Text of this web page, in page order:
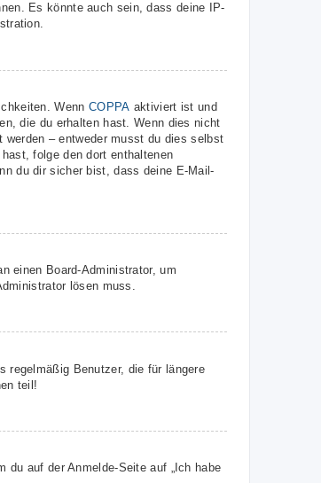
Es könnte auch sein, dass deine IP-
Wenn COPPA aktiviert ist und
die du erhalten hast. Wenn dies nicht
– entweder musst du dies selbst
folge den dort enthaltenen
du dir sicher bist, dass deine E-Mail-
einen Board-Administrator, um
lösen muss.
regelmäßig Benutzer, die für längere
teil!
auf der Anmelde-Seite auf „Ich habe